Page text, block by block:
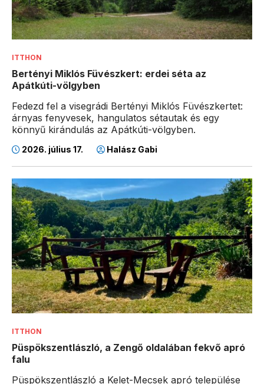
ITTHON
Bertényi Miklós Füvészkert: erdei séta az
Apátkúti-völgyben
Fedezd fel a visegrádi Bertényi Miklós Füvészkertet:
árnyas fenyvesek, hangulatos sétautak és egy
könnyű kirándulás az Apátkúti-völgyben.
2026. július 17. Halász Gabi
ITTHON
Püspökszentlászló, a Zengő oldalában fekvő apró
falu
Püspökszentlászló a Kelet-Mecsek apró települése